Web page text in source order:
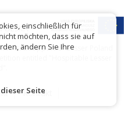
support of Lesser Poland
entitled "Hospitable Lesser
Kontakt
einschließlich für
möchten, dass sie auf
ändern Sie Ihre
Seite